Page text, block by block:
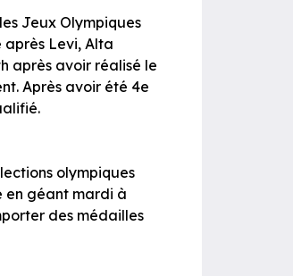
Jeux Olympiques
après Levi, Alta
après avoir réalisé le
Après avoir été 4e
olympiques
en géant mardi à
des médailles